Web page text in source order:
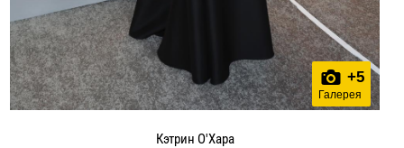
+5
Галерея
Кэтрин О'Хара